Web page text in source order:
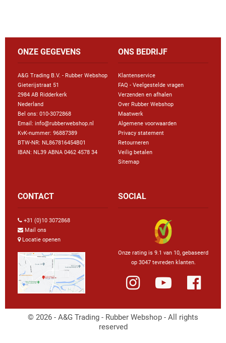
ONZE GEGEVENS
A&G Trading B.V. - Rubber Webshop
Gieterijstraat 51
2984 AB Ridderkerk
Nederland
Bel ons: 010-3072868
Email: info@rubberwebshop.nl
KvK-nummer: 96887389
BTW-NR: NL867816454B01
IBAN: NL39 ABNA 0462 4578 34
ONS BEDRIJF
Klantenservice
FAQ - Veelgestelde vragen
Verzenden en afhalen
Over Rubber Webshop
Maatwerk
Algemene voorwaarden
Privacy statement
Retourneren
Veilig betalen
Sitemap
CONTACT
+31 (0)10 3072868
Mail ons
Locatie openen
SOCIAL
Onze rating is 9.1 van 10, gebaseerd
op 3047 tevreden klanten.
© 2026 - A&G Trading - Rubber Webshop - All rights
reserved